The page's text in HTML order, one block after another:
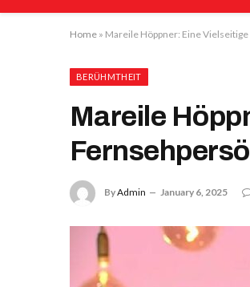
Home » Mareile Höppner: Eine
BERÜHMTHEIT
Mareile
ByAdmin January 6, 2025